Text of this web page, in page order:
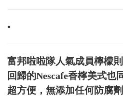
•
富邦啦啦隊人氣成員檸檬
回歸的Nescafe香檸美式也
超方便，無添加任何防腐